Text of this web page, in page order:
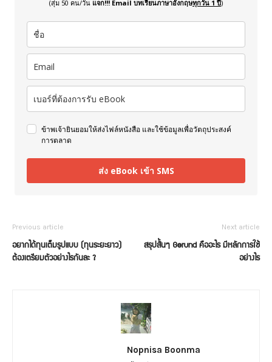
(สุ่ม 50 คน/วัน แจก!!! Email บทเรียนภาษาอังกฤษทุกวัน 1 ปี)
ข้าพเจ้ายินยอมให้ส่งไฟล์หนังสือ และใช้ข้อมูลเพื่อวัตถุประสงค์
การตลาด
ส่ง eBook เข้า SMS
Previous article
อยากได้ทุนเต็มรูปแบบ (ทุนระยะยาว)
ต้องเตรียมตัวอย่างไรกันละ ?
Next article
สรุปสั้นๆ Gerund คืออะไร มีหลักการใช้
อย่างไร
Nopnisa Boonma